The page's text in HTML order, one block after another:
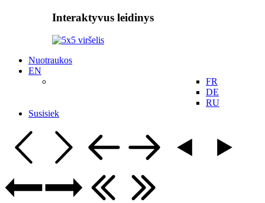
Interaktyvus leidinys
Nuotraukos
EN
FR
DE
RU
Susisiek